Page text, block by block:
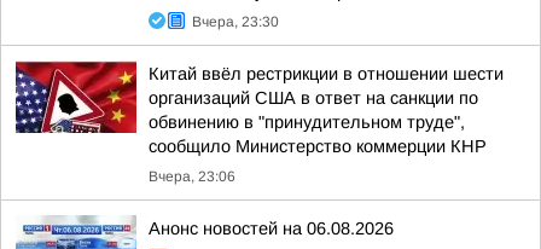
Вчера, 23:30
Китай ввёл рестрикции в отношении шести
организаций США в ответ на санкции по
обвинению в "принудительном труде",
сообщило Министерство коммерции КНР
Вчера, 23:06
Анонс новостей на 06.08.2026